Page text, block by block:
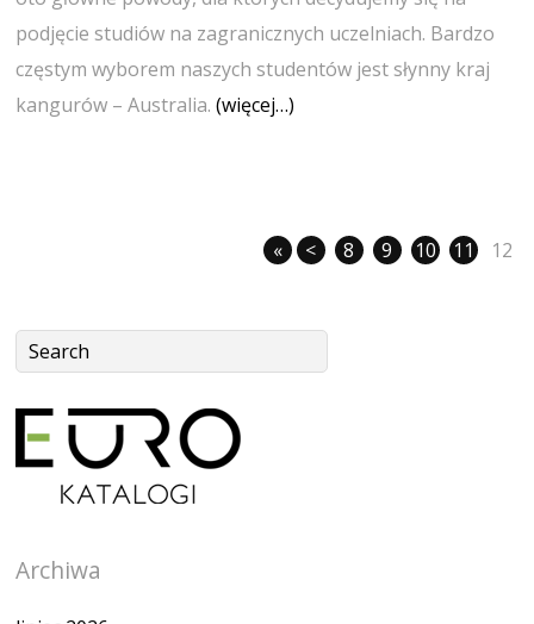
podjęcie studiów na zagranicznych uczelniach. Bardzo
częstym wyborem naszych studentów jest słynny kraj
kangurów – Australia.(więcej…)
« < 8 9 10 11 12
Archiwa